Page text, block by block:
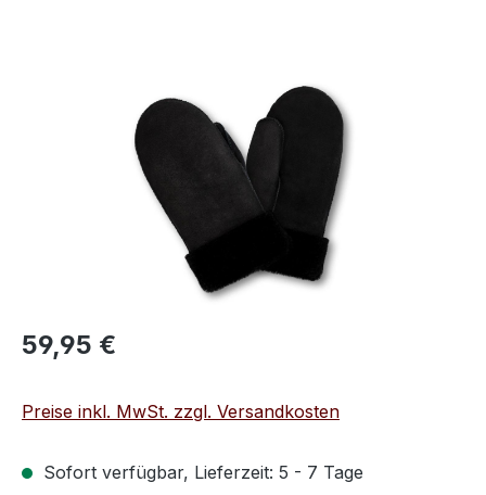
Regulärer Preis:
59,95 €
Preise inkl. MwSt. zzgl. Versandkosten
Sofort verfügbar, Lieferzeit: 5 - 7 Tage